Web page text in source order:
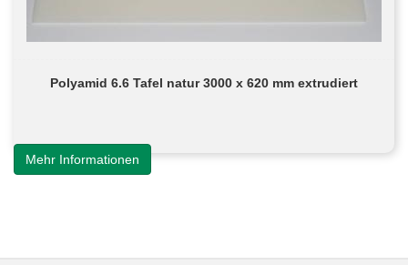
Polyamid 6.6 Tafel natur 3000 x 620 mm extrudiert
Mehr Informationen